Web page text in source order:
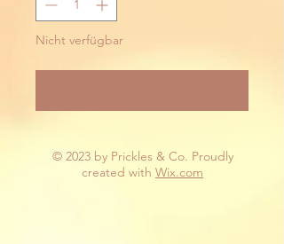
Nicht verfügbar
© 2023 by Prickles & Co. Proudly
created with Wix.com